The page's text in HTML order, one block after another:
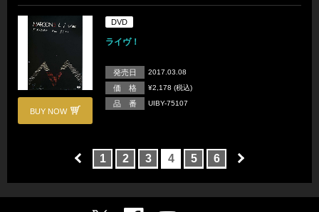
BUY NOW
DVD
ライヴ！
発売日 2017.03.08
価 格 ¥2,178 (税込)
品 番 UIBY-75107
1 2 3 4 5 6